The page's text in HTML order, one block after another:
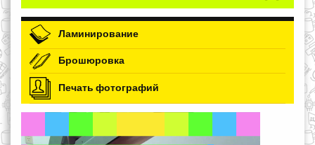
Ламинирование
Брошюровка
Печать фотографий